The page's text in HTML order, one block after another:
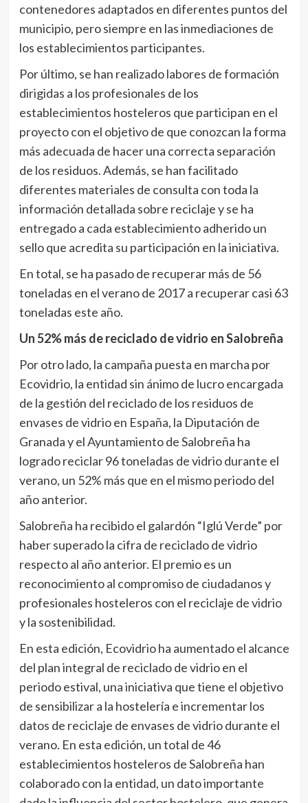
contenedores adaptados en diferentes puntos del
municipio, pero siempre en las inmediaciones de
los establecimientos participantes.
Por último, se han realizado labores de formación
dirigidas a los profesionales de los
establecimientos hosteleros que participan en el
proyecto con el objetivo de que conozcan la forma
más adecuada de hacer una correcta separación
de los residuos. Además, se han facilitado
diferentes materiales de consulta con toda la
información detallada sobre reciclaje y se ha
entregado a cada establecimiento adherido un
sello que acredita su participación en la iniciativa.
En total, se ha pasado de recuperar más de 56
toneladas en el verano de 2017 a recuperar casi 63
toneladas este año.
Un 52% más de reciclado de vidrio en Salobreña
Por otro lado, la campaña puesta en marcha por
Ecovidrio, la entidad sin ánimo de lucro encargada
de la gestión del reciclado de los residuos de
envases de vidrio en España, la Diputación de
Granada y el Ayuntamiento de Salobreña ha
logrado reciclar 96 toneladas de vidrio durante el
verano, un 52% más que en el mismo periodo del
año anterior.
Salobreña ha recibido el galardón “Iglú Verde” por
haber superado la cifra de reciclado de vidrio
respecto al año anterior. El premio es un
reconocimiento al compromiso de ciudadanos y
profesionales hosteleros con el reciclaje de vidrio
y la sostenibilidad.
En esta edición, Ecovidrio ha aumentado el alcance
del plan integral de reciclado de vidrio en el
periodo estival, una iniciativa que tiene el objetivo
de sensibilizar a la hostelería e incrementar los
datos de reciclaje de envases de vidrio durante el
verano. En esta edición, un total de 46
establecimientos hosteleros de Salobreña han
colaborado con la entidad, un dato importante